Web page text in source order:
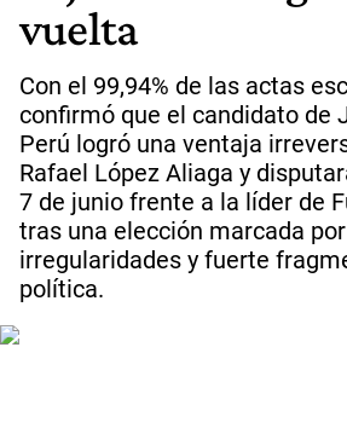
vuelta
Con el 99,94% de las actas
confirmó que el candidato de
Perú logró una ventaja
Rafael López Aliaga y
7 de junio frente a la líder de
tras una elección marcada
irregularidades y fuerte
política.